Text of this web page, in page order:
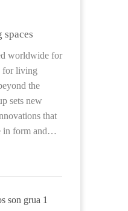
worldwide for
for living
the
sets new
that
in form and…